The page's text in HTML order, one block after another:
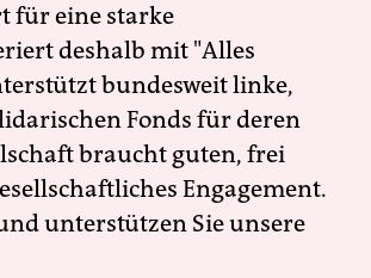
für eine starke
deshalb mit "Alles
bundesweit linke,
Fonds für deren
braucht guten, frei
Engagement.
unterstützen Sie unsere